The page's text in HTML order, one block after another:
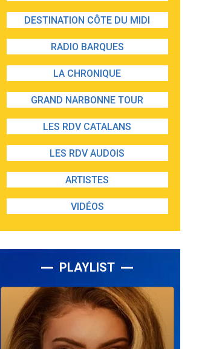
DESTINATION CÔTE DU MIDI
RADIO BARQUES
LA CHRONIQUE
GRAND NARBONNE TOUR
LES RDV CATALANS
LES RDV AUDOIS
ARTISTES
VIDÉOS
PLAYLIST
Lecteur